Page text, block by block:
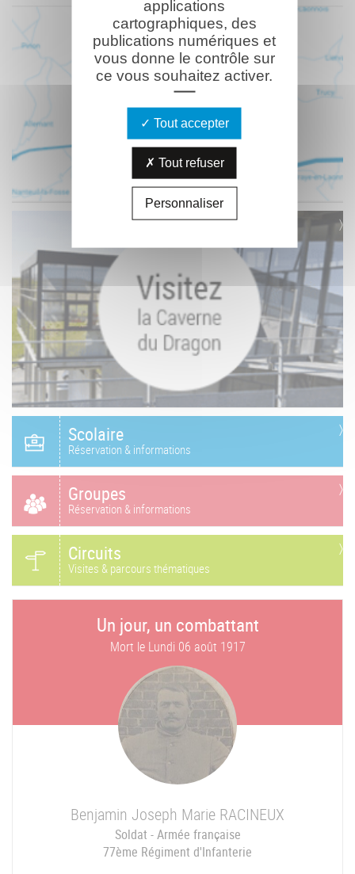
Scolaire
Réservation & informations
Groupes
Réservation & informations
Circuits
Visites & parcours thématiques
Un jour, un combattant
Mort le Lundi 06 août 1917
Benjamin Joseph Marie RACINEUX
Soldat - Armée française
77ème Régiment d'Infanterie
applications
cartographiques, des
publications numériques et
vous donne le contrôle sur
ce vous souhaitez activer.
Tout accepter
Tout refuser
Personnaliser